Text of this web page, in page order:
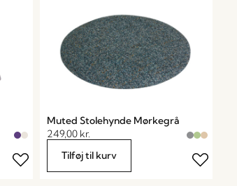
Muted Stolehynde Mørkegrå
249,00 kr.
Tilføj til kurv